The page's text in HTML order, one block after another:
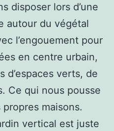
disposer lors d’une
autour du végétal
l’engouement pour
en centre urbain,
d’espaces verts, de
Ce qui nous pousse
maisons.
vertical est juste